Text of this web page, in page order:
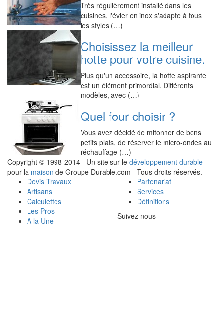
Très régulièrement installé dans les
cuisines, l'évier en inox s'adapte à tous
les styles (…)
Choisissez la meilleur
hotte pour votre cuisine.
Plus qu'un accessoire, la hotte aspirante
est un élément primordial. Différents
modèles, avec (…)
Quel four choisir ?
Vous avez décidé de mitonner de bons
petits plats, de réserver le micro-ondes au
réchauffage (…)
Copyright © 1998-2014 - Un site sur le développement durable
pour la maison de Groupe Durable.com - Tous droits réservés.
Devis Travaux
Artisans
Calculettes
Les Pros
A la Une
Partenariat
Services
Définitions
Suivez-nous